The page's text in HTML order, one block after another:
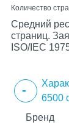
Количество
Средний
страниц.
ISO/IEC
6500
Бренд